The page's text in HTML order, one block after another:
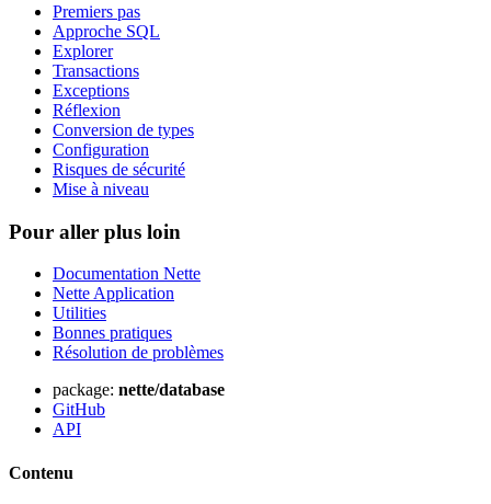
Vous avez trouvé un problème sur cette page ?
Afficher sur GitHub
Ouvrir l'aperçu
Premiers pas
Approche SQL
Explorer
Transactions
Exceptions
Réflexion
Conversion de types
Configuration
Risques de sécurité
Mise à niveau
Pour aller plus loin
Documentation Nette
Nette Application
Utilities
Bonnes pratiques
Résolution de problèmes
package: nette/database
GitHub
API
Contenu